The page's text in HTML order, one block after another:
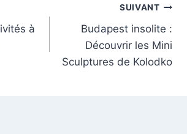
à
SUIVANT
Budapest insolite :
Découvrir les Mini
Sculptures de Kolodko